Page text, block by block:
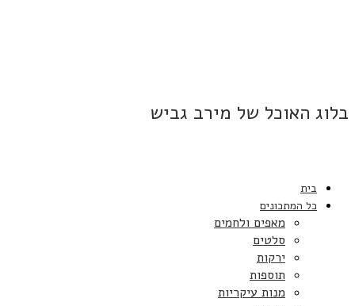
בלוג האוכל של מירב גביש
בית
כל המתכונים
מאפים ולחמים
סלטים
ירקות
תוספות
מנות עיקריות